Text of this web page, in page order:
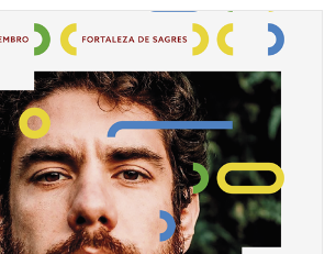
da história da expansão portuguesa, nas
nas mais e nas menos positivas.